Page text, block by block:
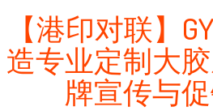
【港印对联】
造专业定制大
牌宣传与